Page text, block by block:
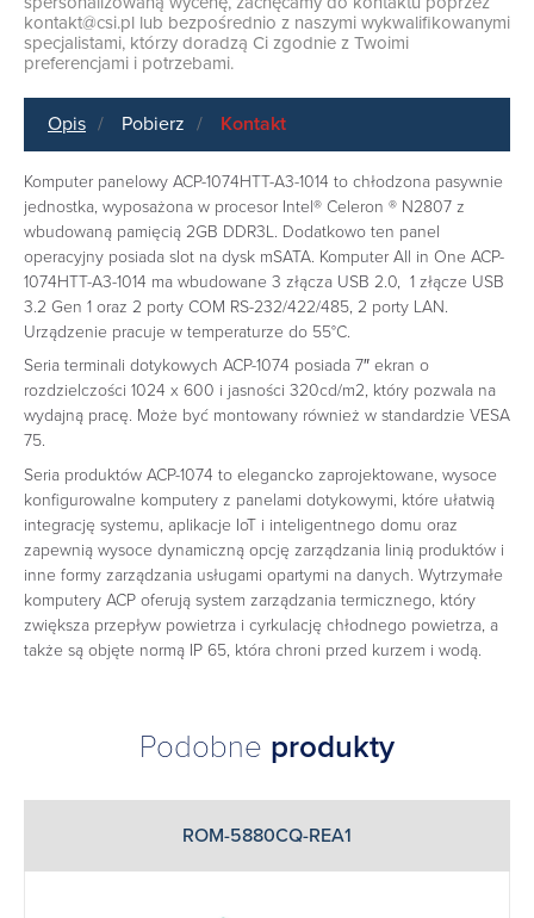
kontakt@csi.pl lub bezpośrednio z naszymi wykwalifikowanymi
specjalistami, którzy doradzą Ci zgodnie z Twoimi
preferencjami i potrzebami.
Opis Pobierz Kontakt
Komputer panelowy ACP-1074HTT-A3-1014 to chłodzona pasywnie
jednostka, wyposażona w procesor Intel® Celeron ® N2807 z
wbudowaną pamięcią 2GB DDR3L. Dodatkowo ten panel
operacyjny posiada slot na dysk mSATA. Komputer All in One ACP-
1074HTT-A3-1014 ma wbudowane 3 złącza USB 2.0, 1 złącze USB
3.2 Gen 1 oraz 2 porty COM RS-232/422/485, 2 porty LAN.
Urządzenie pracuje w temperaturze do 55°C.
Seria terminali dotykowych ACP-1074 posiada 7″ ekran o
rozdzielczości 1024 x 600 i jasności 320cd/m2, który pozwala na
wydajną pracę. Może być montowany również w standardzie VESA
75.
Seria produktów ACP-1074 to elegancko zaprojektowane, wysoce
konfigurowalne komputery z panelami dotykowymi, które ułatwią
integrację systemu, aplikacje IoT i inteligentnego domu oraz
zapewnią wysoce dynamiczną opcję zarządzania linią produktów i
inne formy zarządzania usługami opartymi na danych. Wytrzymałe
komputery ACP oferują system zarządzania termicznego, który
zwiększa przepływ powietrza i cyrkulację chłodnego powietrza, a
także są objęte normą IP 65, która chroni przed kurzem i wodą.
Podobne produkty
ROM-5880CQ-REA1